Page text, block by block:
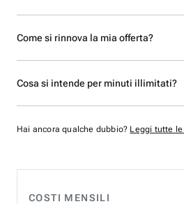
COSTI MENSILI
Come si rinnova la mia offerta?
Cosa si intende per minuti illimitati?
Hai ancora qualche dubbio? Leggi tutte le